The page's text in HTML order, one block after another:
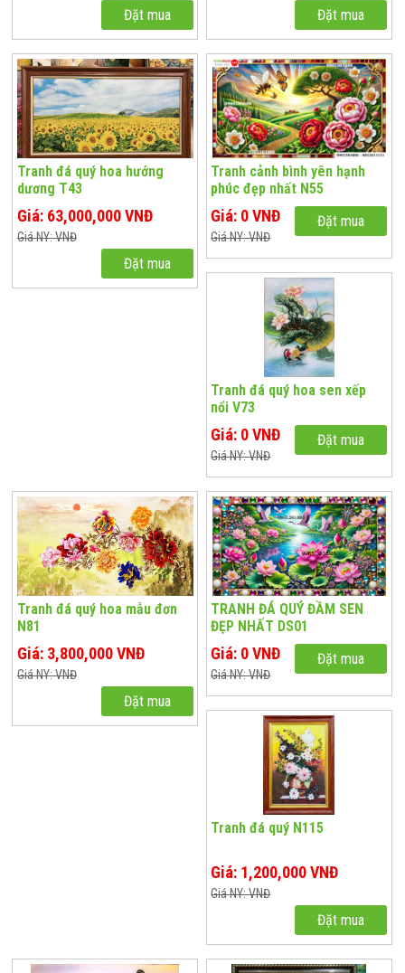
Đặt mua Đặt mua
Tranh đá quý hoa hướng
dương T43
Giá: 63,000,000 VNĐ
Giá NY: VNĐ
Đặt mua
Tranh cảnh bình yên hạnh
phúc đẹp nhất N55
Giá: 0 VNĐ
Giá NY: VNĐ
Đặt mua
Tranh đá quý hoa sen xếp
nổi V73
Giá: 0 VNĐ
Giá NY: VNĐ
Đặt mua
Tranh đá quý hoa mẫu đơn
N81
Giá: 3,800,000 VNĐ
Giá NY: VNĐ
Đặt mua
TRANH ĐÁ QUÝ ĐẦM SEN
ĐẸP NHẤT DS01
Giá: 0 VNĐ
Giá NY: VNĐ
Đặt mua
Tranh đá quý N115
Giá: 1,200,000 VNĐ
Giá NY: VNĐ
Đặt mua